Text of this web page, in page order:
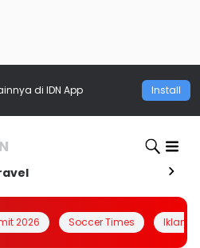
di IDN App Install
2026 Soccer Times Iklanin